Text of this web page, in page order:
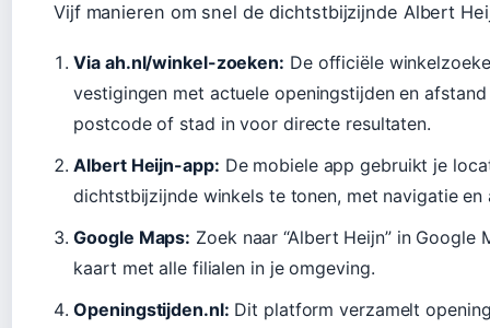
Vijf manieren om snel de dichtstbijzijnde Albert
Via ah.nl/winkel-zoeken: De officiële
vestigingen met actuele openingstijden en
postcode of stad in voor directe resultaten.
Albert Heijn-app: De mobiele app gebruikt je
dichtstbijzijnde winkels te tonen, met navigatie
Google Maps: Zoek naar “Albert Heijn” in Google
kaart met alle filialen in je omgeving.
Openingstijden.nl: Dit platform verzamelt